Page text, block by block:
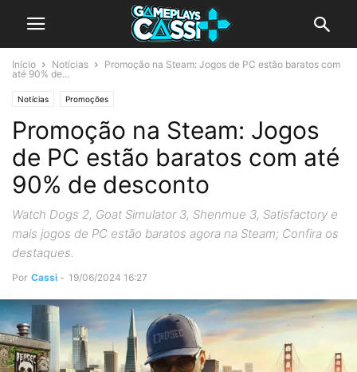
Início Notícias
Promoção na Steam: Jogos de PC estão baratos com
até 90% de...
Notícias Promoções
Promoção na Steam: Jogos
de PC estão baratos com até
90% de desconto
Watch Dogs 2, Goat Simulator 3, Shenmue 3, Satisfactory e
mais jogos de PC estão baratos agora na Steam; Confira os
destaques.
Por Cassi - 19/06/2024 16:27